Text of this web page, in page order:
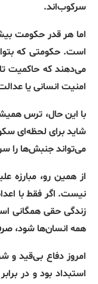
سرکوب‌اند.
اما هر قدر حکومت
است.حکومتی که
می‌دهند که حاکمیت
امنیت انسانی یا
با این حال، ترس
شاید برای لحظه‌ای
می‌تواند جنبش‌ها را
از همین رو، مبارزه
نیست. اگر فقط با
زندگی حقی همگانی
همه انسان‌ها شود،
امروز دفاع بی‌قید و
استبداد بود و در